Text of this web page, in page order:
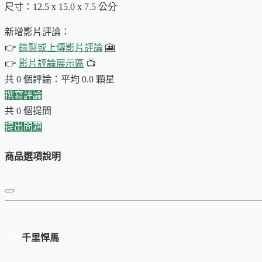
產品特色：
的設計讓您送禮更具品味。
尺寸：12.5 x 15.0 x 7.5 公分
新增影片評論：
👉 錄製或上傳影片評論 🎦
👉 影片評論展示區 📺
共 0 個評論：平均 0.0 顆星
撰寫評論
共 0 個提問
提出問題
商品選項說明
千里悍馬